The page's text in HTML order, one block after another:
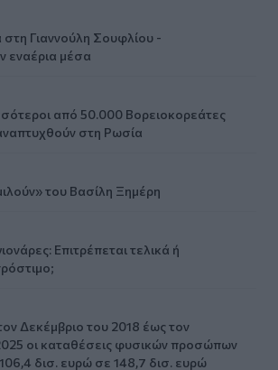
στη Γιαννούλη Σουφλίου -
εναέρια μέσα
από 50.000 Βορειοκορεάτες
στη Ρωσία
του Βασίλη Ξημέρη
Επιτρέπεται τελικά ή
Δεκέμβριο του 2018 έως τον
οι καταθέσεις φυσικών προσώπων
δισ. ευρώ σε 148,7 δισ. ευρώ